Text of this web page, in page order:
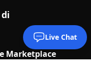
Marketplace
Live Chat